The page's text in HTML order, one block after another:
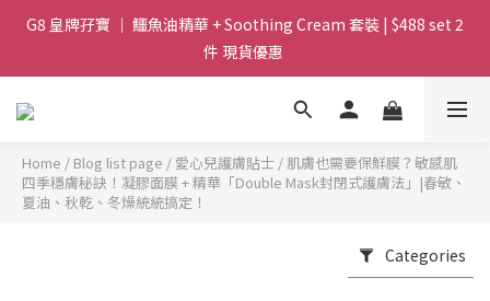
Magic Face Wash 洗面 「調皮水」 卸妝.柔膚.零殘留 ｜ $199 支
30ml | 快閃優惠
G8 皇牌孖寶 ｜ 鱷魚油精華 + Soothing Cream 套裝 | $488 set 2
件 現貨優惠
買滿 $1800 送支 洗面 「調皮水」 原價 $268 / 支 30ml  🎁 ｜  送完
Magic Face Wash 洗面 「調皮水」 卸妝.柔膚.零殘留 ｜ $199 支
30ml | 快閃優惠
Home / Blog list page / 愛心兒護膚貼士 / 肌膚也需要保鮮膜？敏感肌
四季穩膚秘訣！凝膠面膜 + 精華「Double Mask封閉式護膚法」|春敏、
夏油、秋乾、冬燥統統搞定！
Categories